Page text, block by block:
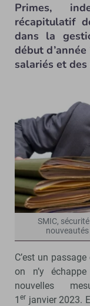
Primes,
récapitulatif
dans la
début
salariés et
SMIC,
nouveautés
C’est un
on n’y
nouvelles
1 er janvier 2023.